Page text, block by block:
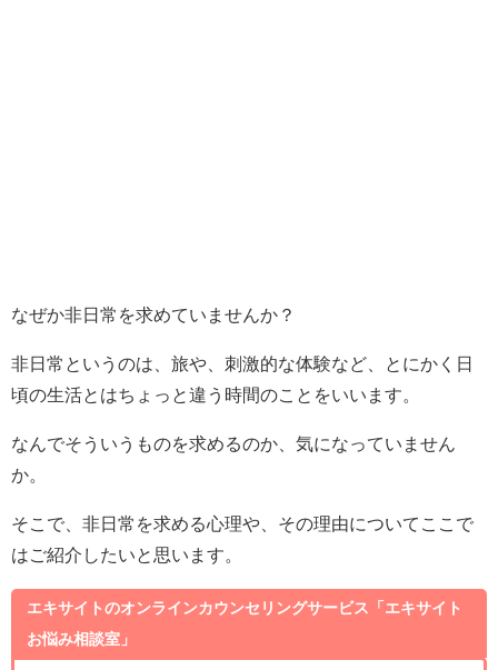
なぜか非日常を求めていませんか？
非日常というのは、旅や、刺激的な体験など、とにかく日
頃の生活とはちょっと違う時間のことをいいます。
なんでそういうものを求めるのか、気になっていません
か。
そこで、非日常を求める心理や、その理由についてここで
はご紹介したいと思います。
エキサイトのオンラインカウンセリングサービス「エキサイト
お悩み相談室」